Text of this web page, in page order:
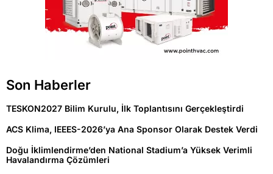
Son Haberler
TESKON2027 Bilim Kurulu, İlk Toplantısını Gerçekleştirdi
ACS Klima, IEEES-2026’ya Ana Sponsor Olarak Destek Verdi
Doğu İklimlendirme’den National Stadium’a Yüksek Verimli
Havalandırma Çözümleri